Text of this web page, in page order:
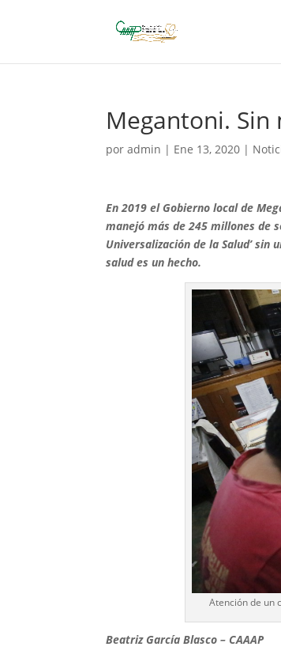
Megantoni.
poradmin | Ene 13, 2020 |
En 2019 el Gobierno local de
manejó más de 245 millones de
Universalización de la Salud’ sin
salud es un hecho.
Atención de un
Beatriz García Blasco – CAAAP